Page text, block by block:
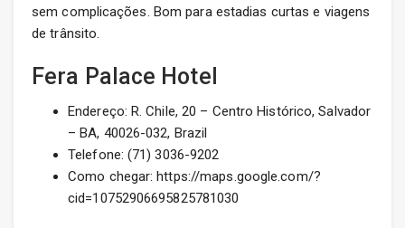
sem complicações. Bom para estadias curtas e viagens
de trânsito.
Fera Palace Hotel
Endereço: R. Chile, 20 – Centro Histórico, Salvador
– BA, 40026-032, Brazil
Telefone: (71) 3036-9202
Como chegar: https://maps.google.com/?
cid=10752906695825781030